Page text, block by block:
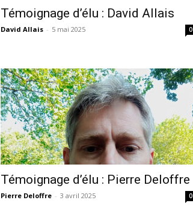
Témoignage d’élu : David Allais
David Allais - 5 mai 2025 0
Témoignage d’élu : Pierre Deloffre
Pierre Deloffre - 3 avril 2025 0